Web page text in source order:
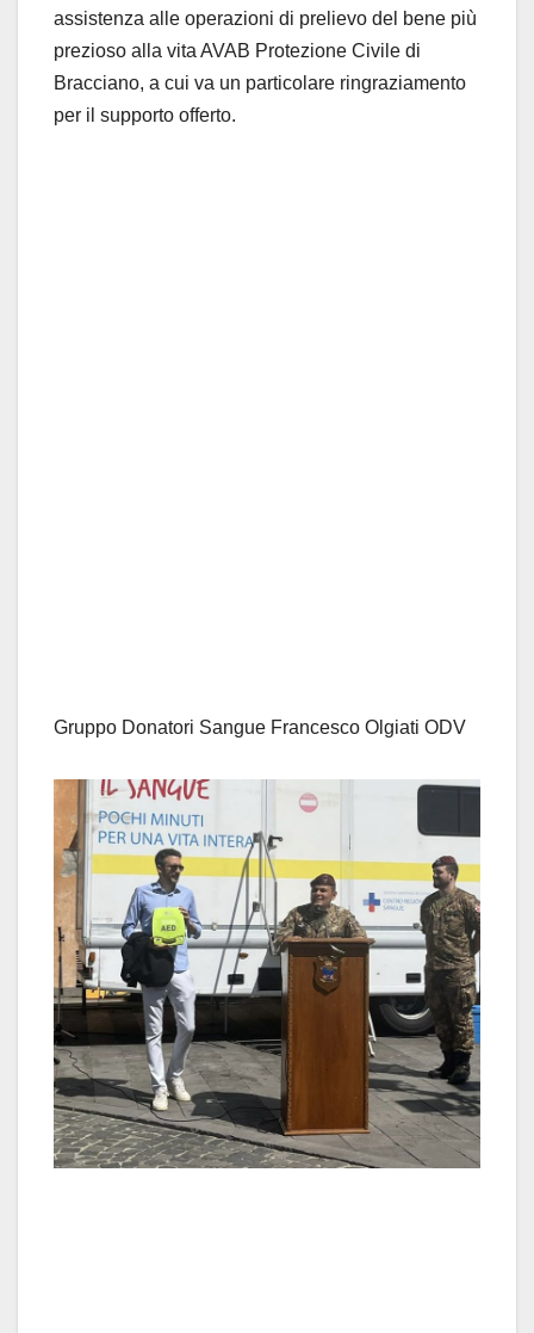
assistenza alle operazioni di prelievo del bene più
prezioso alla vita AVAB Protezione Civile di
Bracciano, a cui va un particolare ringraziamento
per il supporto offerto.
Gruppo Donatori Sangue Francesco Olgiati ODV